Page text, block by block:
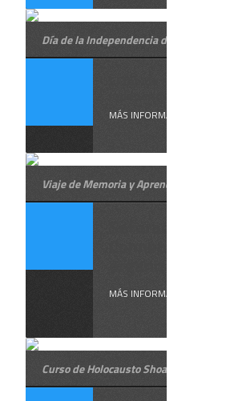
Día de la Independencia de Israel
MÁS INFORMACIÓN
Viaje de Memoria y Aprendizaje a
MÁS INFORMACIÓN
Curso de Holocausto Shoa